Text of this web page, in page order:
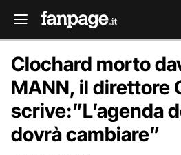
Clochard morto
MANN, il direttore
scrive:”L’agenda
dovrà cambiare”